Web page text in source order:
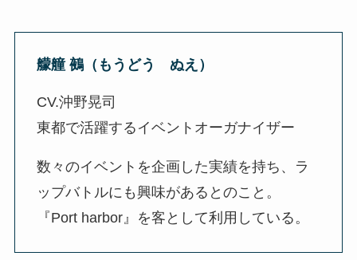
艨艟 鵺（もうどう ぬえ）
CV.沖野晃司
東都で活躍するイベントオーガナイザー
数々のイベントを企画した実績を持ち、ラ
ップバトルにも興味があるとのこと。
『Port harbor』を客として利用している。